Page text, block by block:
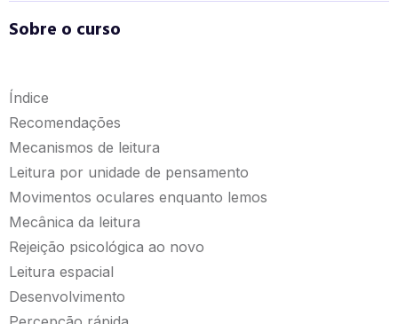
Sobre o curso
Índice
Recomendações
Mecanismos de leitura
Leitura por unidade de pensamento
Movimentos oculares enquanto lemos
Mecânica da leitura
Rejeição psicológica ao novo
Leitura espacial
Desenvolvimento